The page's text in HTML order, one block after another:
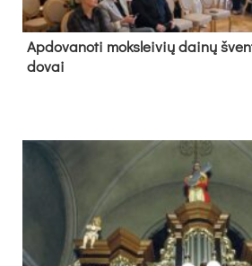
Ap­do­va­no­ti moks­lei­vių dai­nų
do­vai